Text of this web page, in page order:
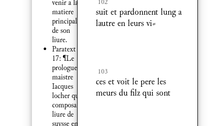
venir a la
matiere
principalle
de son
liure.
Paratext
17: ¶Le
prologue de
maistre
Iacques
locher qui
composa ce
liure de
suysse en
suit et pardonnent lung a
lautre en leurs vi⸗
103
ces et voit le pere les
meurs du filz qui sont